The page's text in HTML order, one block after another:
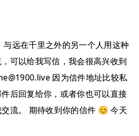
远在千里之外的另一个人用这种
可以给我写信，我会很高兴收到
因为信件地址比较私
后回复给你，或者你也可以直接
流。 期待收到你的信件 😊 今天